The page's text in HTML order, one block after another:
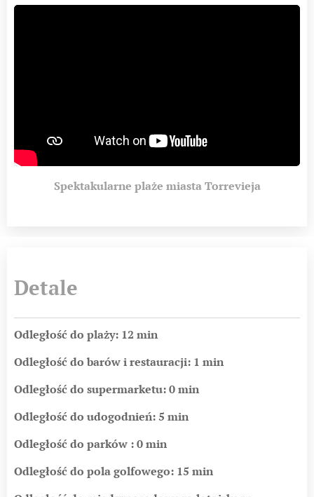
Spektakularne plaże miasta Torrevieja
Detale
Odległość do plaży: 12 min
Odległość do barów i restauracji: 1 min
Odległość do supermarketu: 0 min
Odległość do udogodnień: 5 min
Odległość do parków : 0 min
Odległość do pola golfowego: 15 min